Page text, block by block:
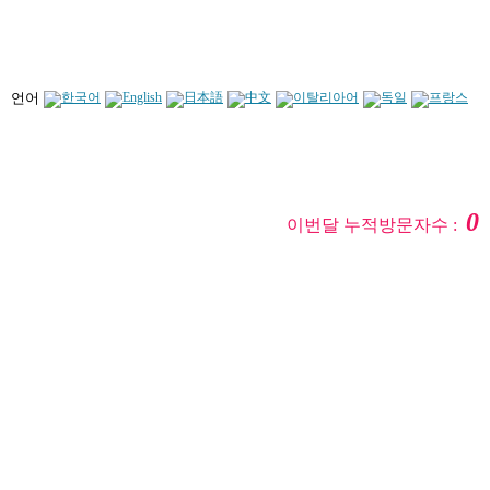
언어
이번달 누적방문자수 :0